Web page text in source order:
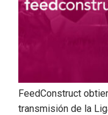
FeedConstruct
transmisión de la